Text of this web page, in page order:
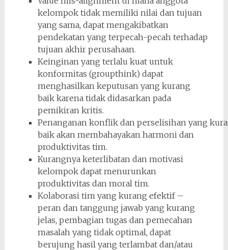
kelompok tidak memiliki nilai dan tujuan
yang sama, dapat mengakibatkan
pendekatan yang terpecah-pecah terhadap
tujuan akhir perusahaan.
Keinginan yang terlalu kuat untuk
konformitas (groupthink) dapat
menghasilkan keputusan yang kurang
baik karena tidak didasarkan pada
pemikiran kritis.
Penanganan konflik dan perselisihan yang
baik akan membahayakan harmoni dan
produktivitas tim.
Kurangnya keterlibatan dan motivasi
kelompok dapat menurunkan
produktivitas dan moral tim.
Kolaborasi tim yang kurang efektif –
peran dan tanggung jawab yang kurang
jelas, pembagian tugas dan pemecahan
masalah yang tidak optimal, dapat
berujung hasil yang terlambat dan/atau